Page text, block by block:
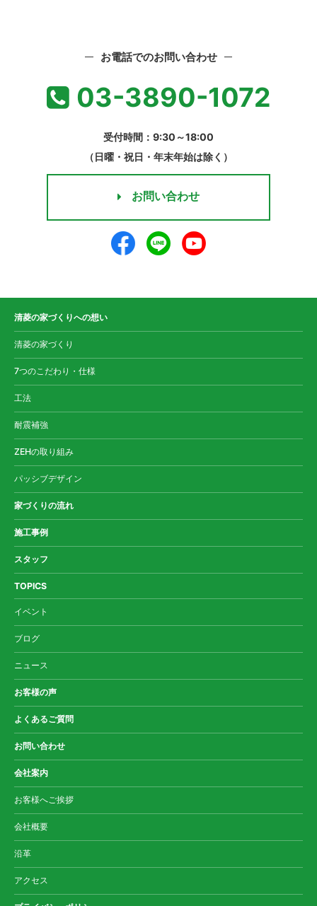
お電話でのお問い合わせ
03-3890-1072
受付時間：9:30～18:00
（日曜・祝日・年末年始は除く）
お問い合わせ
清菱の家づくりへの想い
清菱の家づくり
7つのこだわり・仕様
工法
耐震補強
ZEHの取り組み
パッシブデザイン
家づくりの流れ
施工事例
スタッフ
TOPICS
イベント
ブログ
ニュース
お客様の声
よくあるご質問
お問い合わせ
会社案内
お客様へご挨拶
会社概要
沿革
アクセス